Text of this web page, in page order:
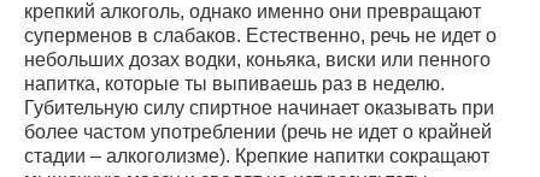
крепкий алкоголь, однако именно они превращают
суперменов в слабаков. Естественно, речь не идет о
небольших дозах водки, коньяка, виски или пенного
напитка, которые ты выпиваешь раз в неделю.
Губительную силу спиртное начинает оказывать при
более частом употреблении (речь не идет о крайней
стадии – алкоголизме). Крепкие напитки сокращают